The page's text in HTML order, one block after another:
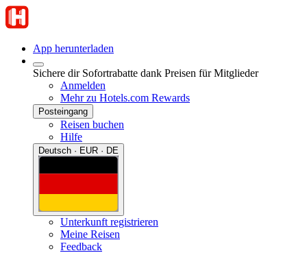
App herunterladen
Sichere dir Sofortrabatte dank Preisen für Mitglieder
Anmelden
Mehr zu Hotels.com Rewards
Posteingang
Reisen buchen
Hilfe
Deutsch · EUR · DE
Unterkunft registrieren
Meine Reisen
Feedback